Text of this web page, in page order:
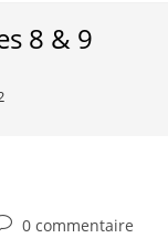
8 & 9
0 commentaire